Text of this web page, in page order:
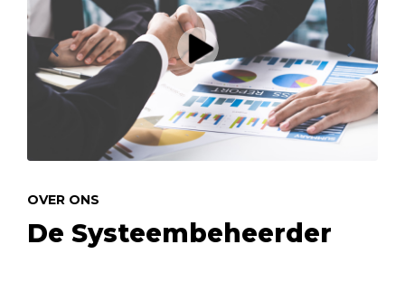
De Systeembeheerder
OVER ONS